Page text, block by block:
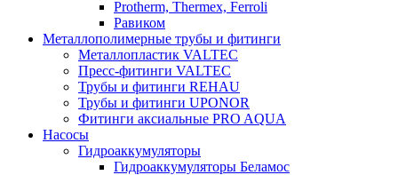
Protherm, Thermex, Ferroli
Равиком
Металлополимерные трубы и фитинги
Металлопластик VALTEC
Пресс-фитинги VALTEC
Трубы и фитинги REHAU
Трубы и фитинги UРONOR
Фитинги аксиальные PRO AQUA
Насосы
Гидроаккумуляторы
Гидроаккумуляторы Беламос